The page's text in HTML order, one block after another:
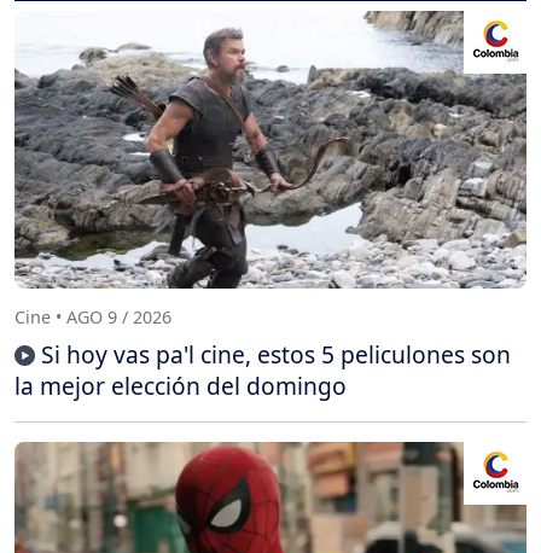
Cine • AGO 9 / 2026
Si hoy vas pa'l cine, estos 5 peliculones son
la mejor elección del domingo